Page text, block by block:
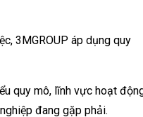
3MGROUP áp dụng quy
quy mô, lĩnh vực hoạt
đang gặp phải.